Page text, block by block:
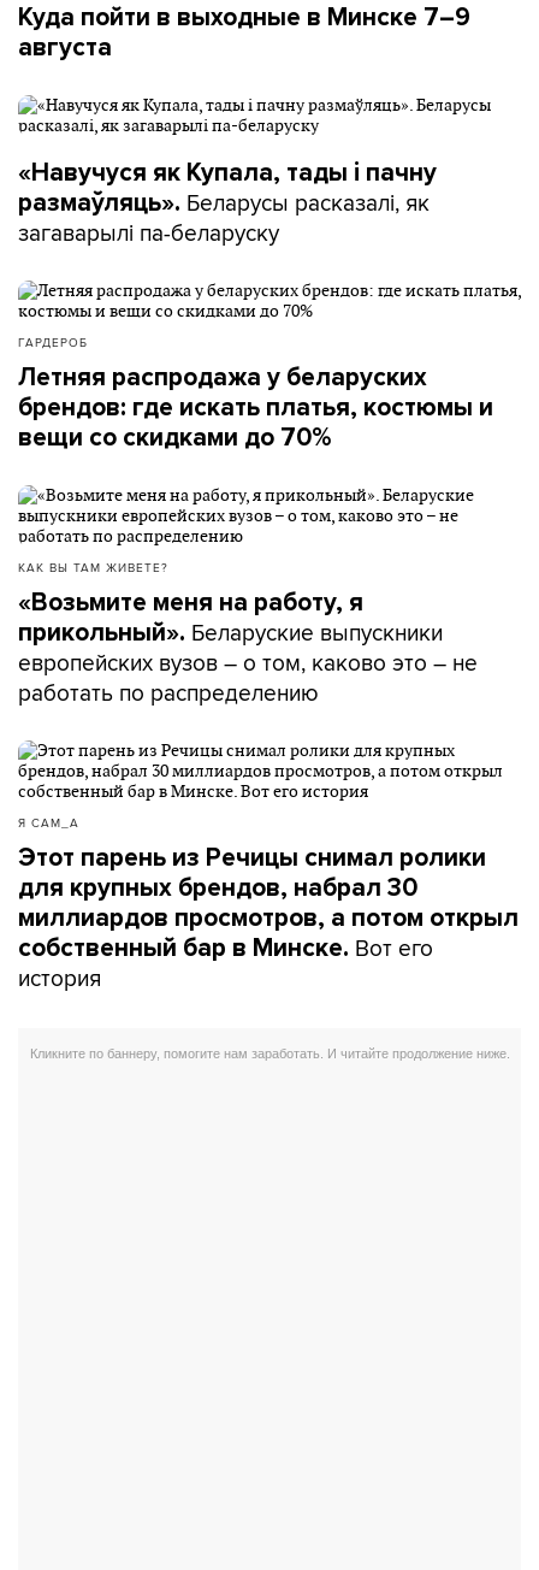
Куда пойти в выходные в Минске 7–9
августа
«Навучуся як Купала, тады і пачну
размаўляць». Беларусы расказалі, як
загаварылі па-беларуску
ГАРДЕРОБ
Летняя распродажа у беларуских
брендов: где искать платья, костюмы и
вещи со скидками до 70%
КАК ВЫ ТАМ ЖИВЕТЕ?
«Возьмите меня на работу, я
прикольный». Беларуские выпускники
европейских вузов – о том, каково это – не
работать по распределению
Я САМ_А
Этот парень из Речицы снимал ролики
для крупных брендов, набрал 30
миллиардов просмотров, а потом открыл
собственный бар в Минске. Вот его
история